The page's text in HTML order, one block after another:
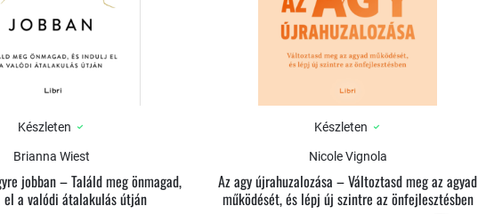
Készleten
Brianna Wiest
jobban – Találd meg önmagad,
a valódi átalakulás útján
Készleten
Nicole Vignola
Az agy újrahuzalozása – Változtasd meg az agyad
működését, és lépj új szintre az önfejlesztésben